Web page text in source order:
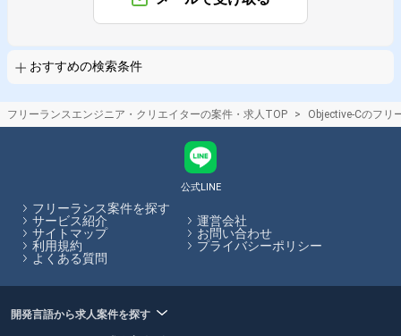
おすすめの検索条件
Objective-C × サービス
Objective-C × 副業
その他の条件で検索する
その他開発言語・スキルから探す
Android
JavaScript
PHP AWS Xcode
その他の職種から探す
ネイティブアプリエンジニア
フリーランスエンジニア・クリエイターの案件・求人TOP Objective-Cのフリ
公式LINE
フリーランス案件を探す
サービス紹介
運営会社
サイトマップ
お問い合わせ
利用規約
プライバシーポリシー
よくある質問
開発言語から求人案件を探す